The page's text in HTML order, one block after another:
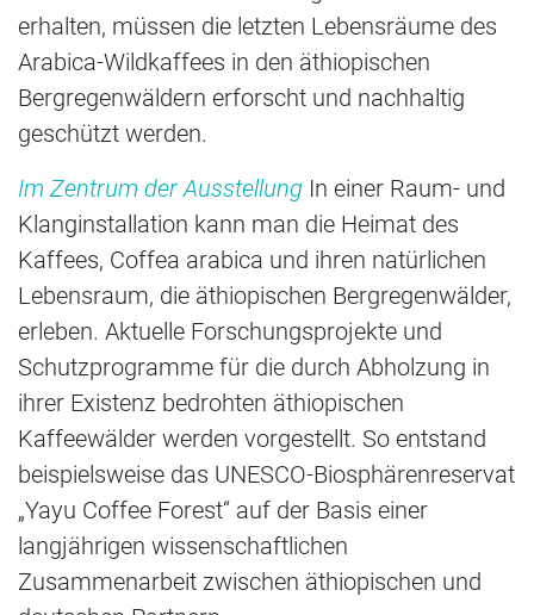
erhalten, müssen die letzten Lebensräume des
Arabica-Wildkaffees in den äthiopischen
Bergregenwäldern erforscht und nachhaltig
geschützt werden.
Im Zentrum der Ausstellung In einer Raum- und
Klanginstallation kann man die Heimat des
Kaffees, Coffea arabica und ihren natürlichen
Lebensraum, die äthiopischen Bergregenwälder,
erleben. Aktuelle Forschungsprojekte und
Schutzprogramme für die durch Abholzung in
ihrer Existenz bedrohten äthiopischen
Kaffeewälder werden vorgestellt. So entstand
beispielsweise das UNESCO-Biosphärenreservat
„Yayu Coffee Forest“ auf der Basis einer
langjährigen wissenschaftlichen
Zusammenarbeit zwischen äthiopischen und